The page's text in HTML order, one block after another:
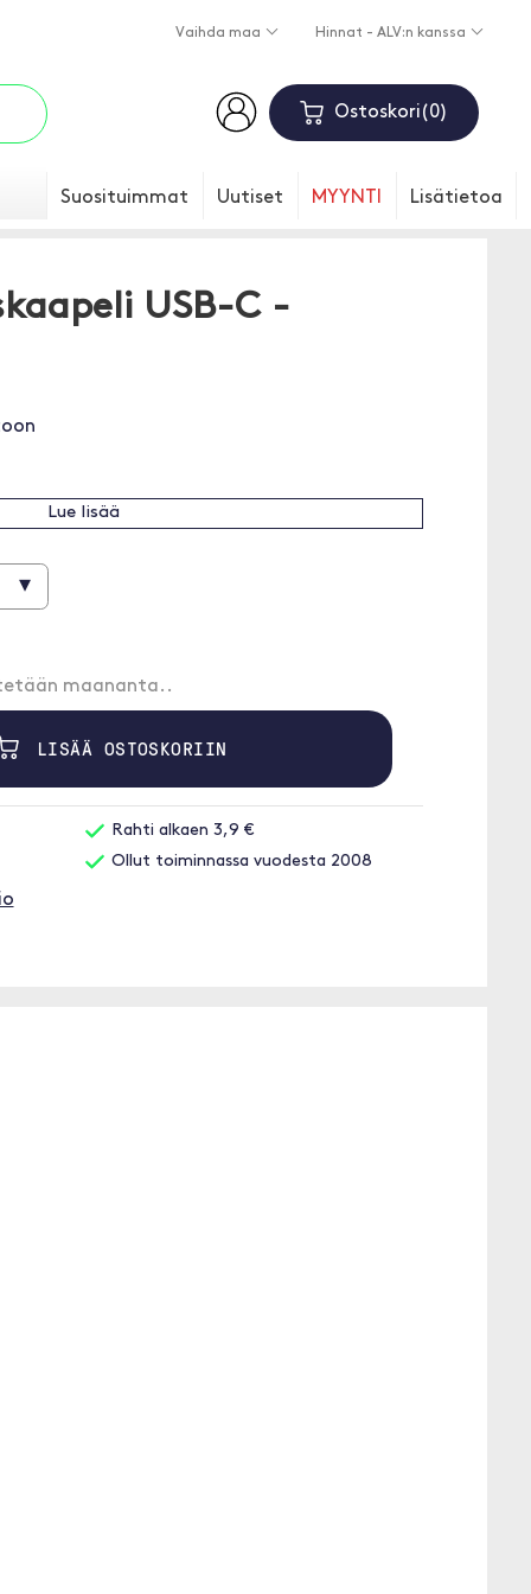
Vaihda maa Hinnat - ALV:n kanssa
Ostoskori 0
Suosituimmat Uutiset MYYNTI Lisätietoa
USB-C -
Lue lisää
▾
maananta..
LISÄÄ OSTOSKORIIN
Rahti alkaen 3,9 €
Ollut toiminnassa vuodesta 2008